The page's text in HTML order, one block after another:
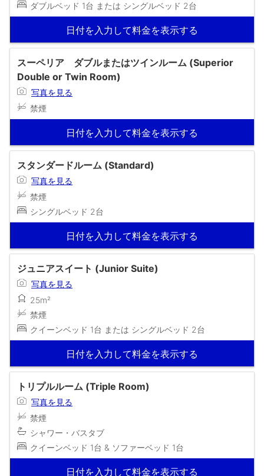
ダブルベッド 1台 または シングルベッド 2台
日付を入力して料金を表示する
スーペリア ダブルまたはツインルーム (Superior
Double or Twin Room)
写真を見る
禁煙
日付を入力して料金を表示する
スタンダードルーム (Standard)
写真を見る
禁煙
シングルベッド 2台
日付を入力して料金を表示する
ジュニアスイート (Junior Suite)
写真を見る
25m²
禁煙
クイーンベッド 1台 または シングルベッド 2台
日付を入力して料金を表示する
トリプルルーム (Triple Room)
写真を見る
禁煙
シャワー・バスタブ
クイーンベッド 1台 & ソファーベッド 1台
日付を入力して料金を表示する